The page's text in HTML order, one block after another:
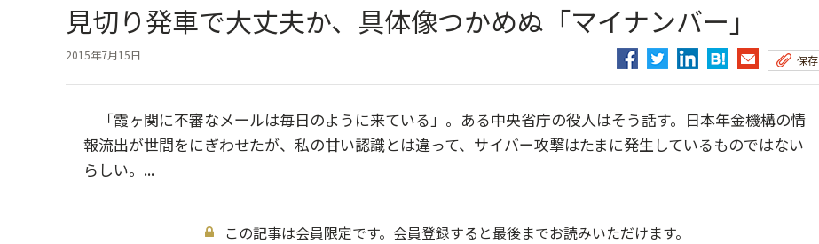
見切り発車で大丈夫か、具体像つかめぬ「マイナンバー」
2015年7月15日 保存
「霞ヶ関に不審なメールは毎日のように来ている」。ある中央省庁の役人はそう話す。日本年金機構の情
報流出が世間をにぎわせたが、私の甘い認識とは違って、サイバー攻撃はたまに発生しているものではない
らしい。...
この記事は会員限定です。会員登録すると最後までお読みいただけます。